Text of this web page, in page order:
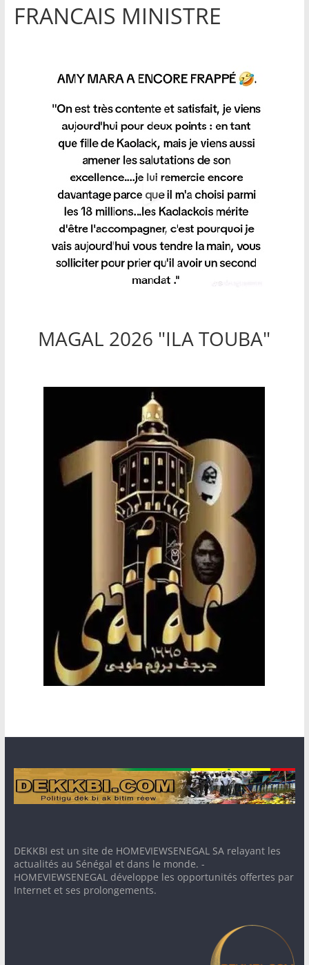
FRANCAIS MINISTRE
MAGAL 2026 "ILA TOUBA"
DEKKBI est un site de HOMEVIEWSENEGAL SA relayant les
actualités au Sénégal et dans le monde. -
HOMEVIEWSENEGAL développe les opportunités offertes par
Internet et ses prolongements.